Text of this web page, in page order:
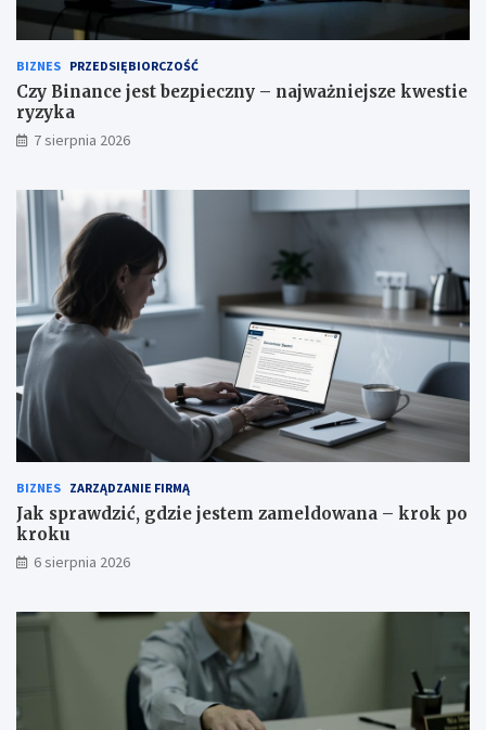
BIZNES PRZEDSIĘBIORCZOŚĆ
Czy Binance jest bezpieczny – najważniejsze kwestie
ryzyka
7 sierpnia 2026
BIZNES ZARZĄDZANIE FIRMĄ
Jak sprawdzić, gdzie jestem zameldowana – krok po
kroku
6 sierpnia 2026